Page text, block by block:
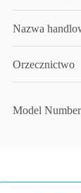
Nazwa
Orzecznictwo
Model Number